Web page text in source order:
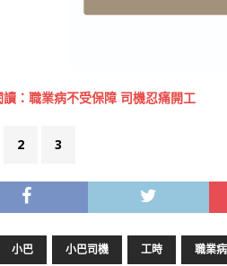
讀：職業病不受保障 司機忍痛開工
2 3
小巴 小巴司機 工時 職業病